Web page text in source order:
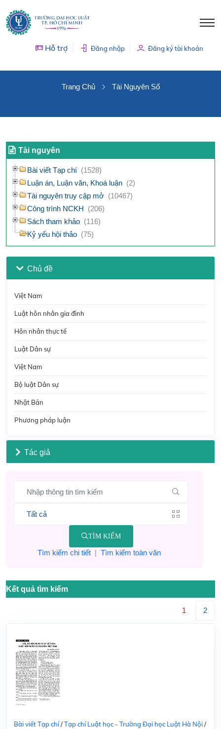
Hỗ trợ Đăng nhập Đăng ký tài khoản
Trang Chủ Tài Nguyên Số
Tài nguyên
Bài viết Tạp chí (1528)
Luận án, Luận văn, Khoá luận (2)
Tài nguyên truy cập mở (10467)
Công trình NCKH (206)
Sách tham khảo (116)
Kỷ yếu hội thảo (75)
Chủ đề
Việt Nam
Luật hôn nhân gia đình
Hôn nhân thực tế
Luật Dân sự
Việt Nam
Bộ luật Dân sự
Nhật Bản
Phương pháp luận
Tác giả
TÌM KIẾM
Tìm kiếm chi tiết| Tìm kiếm toàn văn
Kết quả tìm kiếm
1 2
Bài viết Tạp chí/Tạp chí Luật học - Trường Đại học Luật Hà Nội/